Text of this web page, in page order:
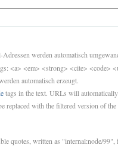
werden automatisch
<a> <em> <strong> <cite>
automatisch erzeugt.
tags in the text. URLs will
replaced with the filtered version of
quotes, written as "internal:node/